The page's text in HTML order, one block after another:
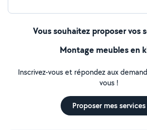
Vous souhaitez proposer vos
Montage meubles en
Inscrivez-vous et répondez aux
vous !
Proposer mes services